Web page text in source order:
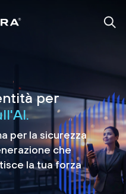
per
per la sicurezza
che
la tua forza